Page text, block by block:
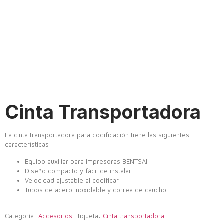
Cinta Transportadora
La cinta transportadora para codificación tiene las siguientes
características:
Equipo auxiliar para impresoras BENTSAI
Diseño compacto y fácil de instalar
Velocidad ajustable al codificar
Tubos de acero inoxidable y correa de caucho
Categoría: Accesorios Etiqueta: Cinta transportadora